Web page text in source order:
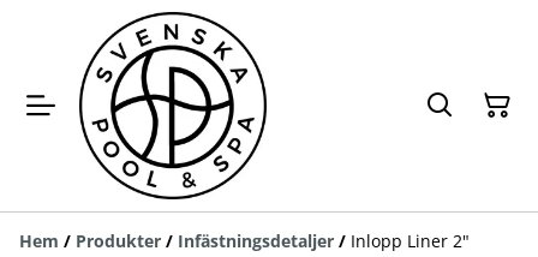
Hem / Produkter / Infästningsdetaljer / Inlopp Liner 2"